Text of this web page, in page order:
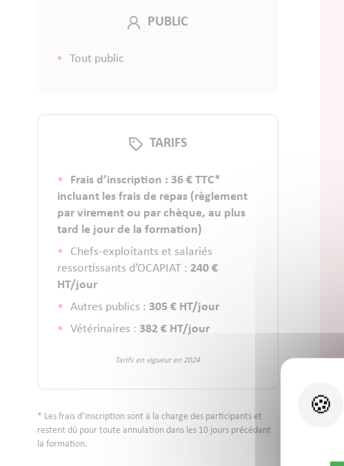
PUBLIC
Tout public
TARIFS
Frais d’inscription : 36 € TTC*
incluant les frais de repas (règlement
par virement ou par chèque, au plus
tard le jour de la formation)
Chefs-exploitants et salariés
ressortissants d’OCAPIAT : 240 €
HT/jour
Autres publics : 305 € HT/jour
Vétérinaires : 382 € HT/jour
Tarifs en vigueur en 2024
* Les frais d’inscription sont à la charge des participants et
restent dû pour toute annulation dans les 10 jours précédant
la formation.